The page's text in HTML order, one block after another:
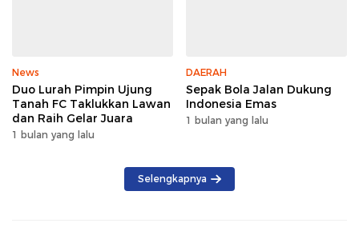
News
Duo Lurah Pimpin Ujung
Tanah FC Taklukkan Lawan
dan Raih Gelar Juara
1 bulan yang lalu
DAERAH
Sepak Bola Jalan Dukung
Indonesia Emas
1 bulan yang lalu
Selengkapnya